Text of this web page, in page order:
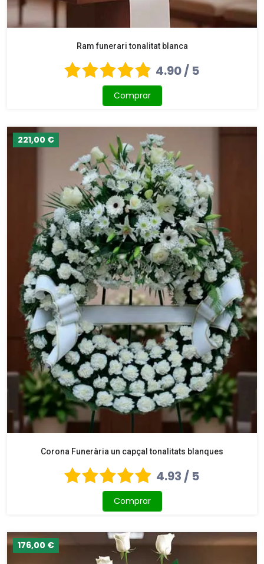
Ram funerari tonalitat blanca
4.90 / 5
Comprar
221,00 €
Corona Funerària un capçal tonalitats blanques
4.93 / 5
Comprar
176,00 €